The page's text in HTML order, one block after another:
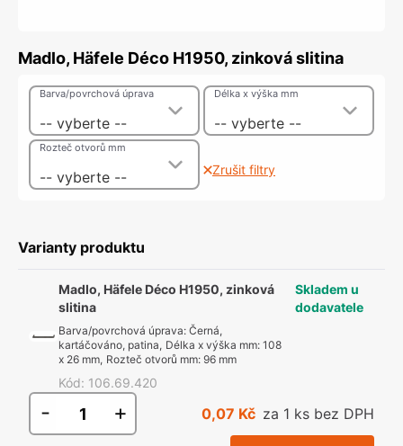
Madlo, Häfele Déco H1950, zinková slitina
-- vyberte --
Barva/povrchová úprava
-- vyberte --
Délka x výška mm
-- vyberte --
Rozteč otvorů mm
Zrušit filtry
Varianty produktu
Madlo, Häfele Déco H1950, zinková
slitina
Barva/povrchová úprava:Černá,
kartáčováno, patina, Délka x výška mm:108
x 26 mm, Rozteč otvorů mm:96 mm
Kód: 106.69.420
Skladem u
dodavatele
- + 0,07 Kč za 1 ks bez DPH